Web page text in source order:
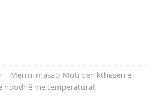
Merrni masat/ Moti bën kthesën e
ndodhë me temperaturat